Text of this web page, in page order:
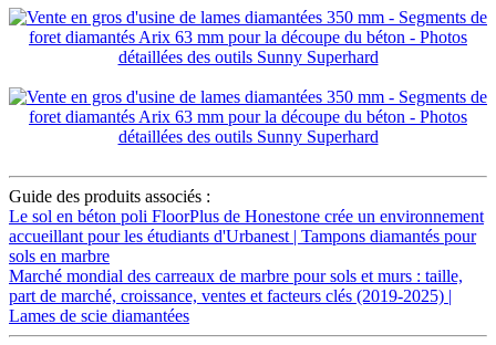
Guide des produits associés :
Le sol en béton poli FloorPlus de Honestone crée un environnement
accueillant pour les étudiants d'Urbanest | Tampons diamantés pour
sols en marbre
Marché mondial des carreaux de marbre pour sols et murs : taille,
part de marché, croissance, ventes et facteurs clés (2019-2025) |
Lames de scie diamantées